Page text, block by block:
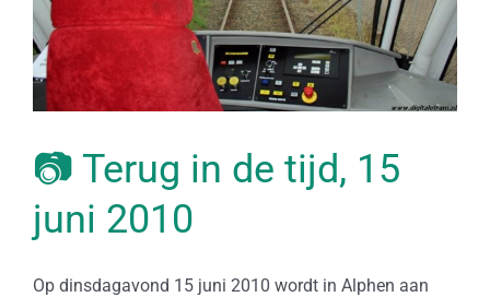
📷 Terug in de tijd, 15
juni 2010
Op dinsdagavond 15 juni 2010 wordt in Alphen aan